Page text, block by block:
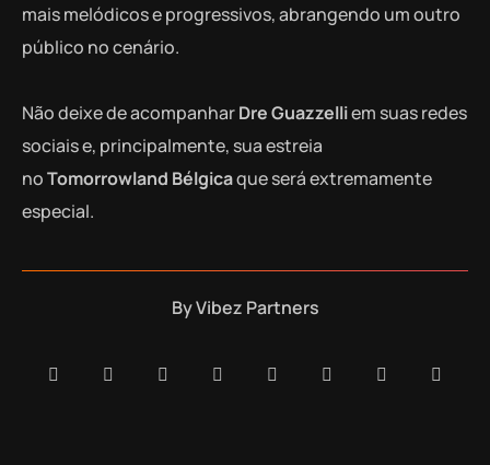
mais melódicos e progressivos, abrangendo um outro
público no cenário.
Não deixe de acompanharDre Guazzelliem suas redes
sociais e, principalmente, sua estreia
noTomorrowland Bélgicaque será extremamente
especial.
ByVibez Partners